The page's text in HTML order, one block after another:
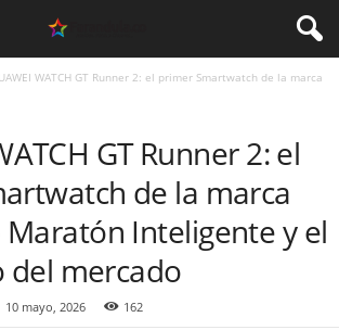
WATCH GT Runner 2: el primer Smartwatch de la marca
GT Runner 2: el
de la marca
Inteligente y el
del mercado
10 mayo, 2026 162